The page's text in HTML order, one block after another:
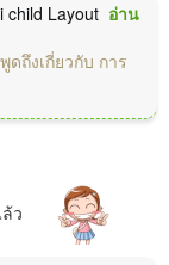
Layout อ่าน
ดถึงเกี่ยวกับ การ
ว